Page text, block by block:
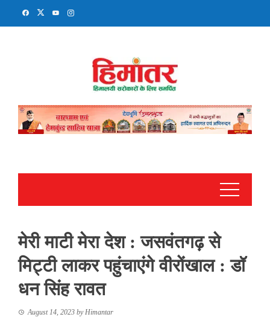
मेरी माटी मेरा देश : जसवंतगढ़ से
मिट्टी लाकर पहुंचाएंगे वीरोंखाल : डॉ
धन सिंह रावत
August 14, 2023 byHimantar